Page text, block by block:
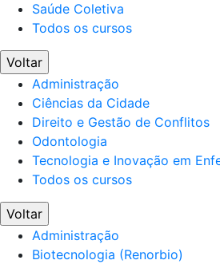
Saúde Coletiva
Todos os cursos
Voltar
Administração
Ciências da Cidade
Direito e Gestão de Conflitos
Odontologia
Tecnologia e Inovação em
Todos os cursos
Voltar
Administração
Biotecnologia (Renorbio)